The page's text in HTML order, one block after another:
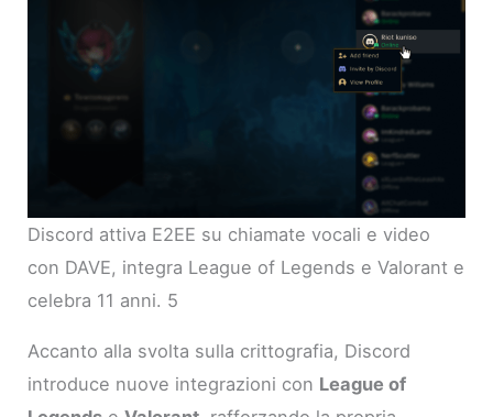
Discord attiva E2EE su chiamate vocali e video
con DAVE, integra League of Legends e Valorant e
celebra 11 anni. 5
Accanto alla svolta sulla crittografia, Discord
introduce nuove integrazioni con League of